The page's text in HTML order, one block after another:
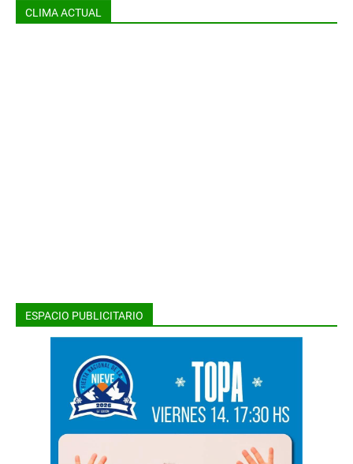
CLIMA ACTUAL
ESPACIO PUBLICITARIO